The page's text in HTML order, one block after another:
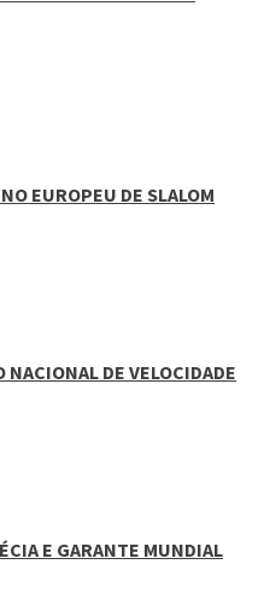
EUROPEU DE SLALOM
DE VELOCIDADE
E GARANTE MUNDIAL